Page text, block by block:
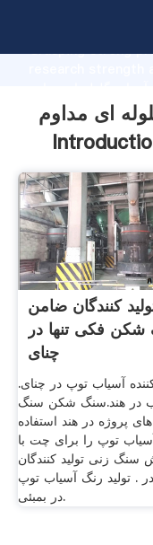
Grasping strong
value and bring
ای مداوم
کنندگان ضامن
فکی تنها در
چنای
آسیاب توپ در چنای.
در هند.سنگ شکن سنگ
پروژه در هند استفاده
توپ را برای چت با
سنگ زنی تولید کنندگان
. تولید رنگ آسیاب توپ
در بمبئی.